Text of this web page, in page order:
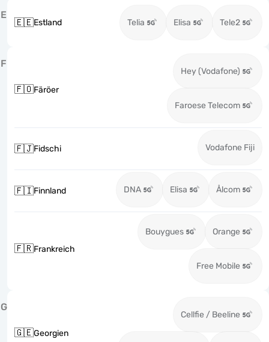
E
🇪🇪Estland Telia Elisa Tele2
F
🇫🇴Färöer
Hey (Vodafone)
Faroese Telecom
🇫🇯Fidschi Vodafone Fiji
🇫🇮Finnland DNA Elisa Ålcom
🇫🇷Frankreich
Bouygues Orange
Free Mobile
G
🇬🇪Georgien
Cellfie / Beeline